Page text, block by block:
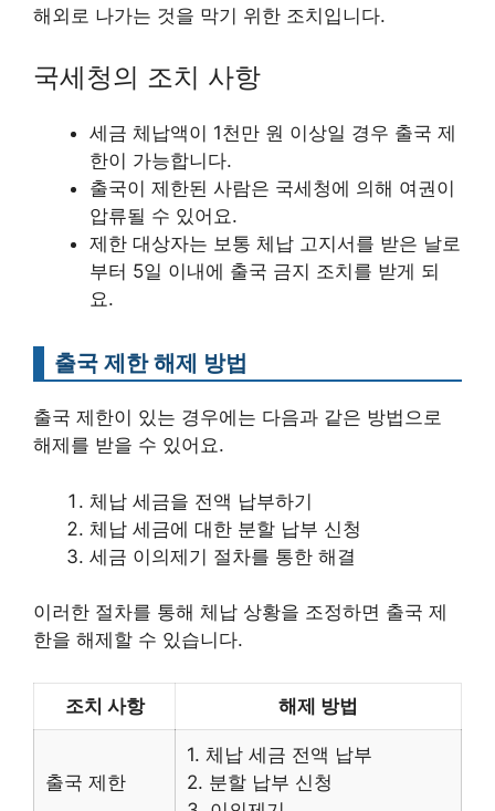
해외로 나가는 것을 막기 위한 조치입니다.
국세청의 조치 사항
세금 체납액이 1천만 원 이상일 경우 출국 제
한이 가능합니다.
출국이 제한된 사람은 국세청에 의해 여권이
압류될 수 있어요.
제한 대상자는 보통 체납 고지서를 받은 날로
부터 5일 이내에 출국 금지 조치를 받게 되
요.
출국 제한 해제 방법
출국 제한이 있는 경우에는 다음과 같은 방법으로
해제를 받을 수 있어요.
체납 세금을 전액 납부하기
체납 세금에 대한 분할 납부 신청
세금 이의제기 절차를 통한 해결
이러한 절차를 통해 체납 상황을 조정하면 출국 제
한을 해제할 수 있습니다.
조치 사항 해제 방법
출국 제한
1. 체납 세금 전액 납부
2. 분할 납부 신청